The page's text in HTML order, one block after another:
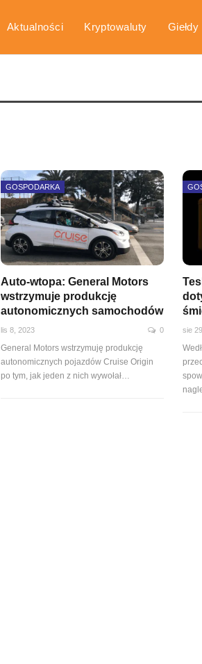
Aktualności Kryptowaluty Giełdy
GOSPODARKA
Auto-wtopa: General Motors
wstrzymuje produkcję
autonomicznych samochodów
lis 8, 2023 0
General Motors wstrzymuję produkcję
autonomicznych pojazdów Cruise Origin
po tym, jak jeden z nich wywołał…
sie